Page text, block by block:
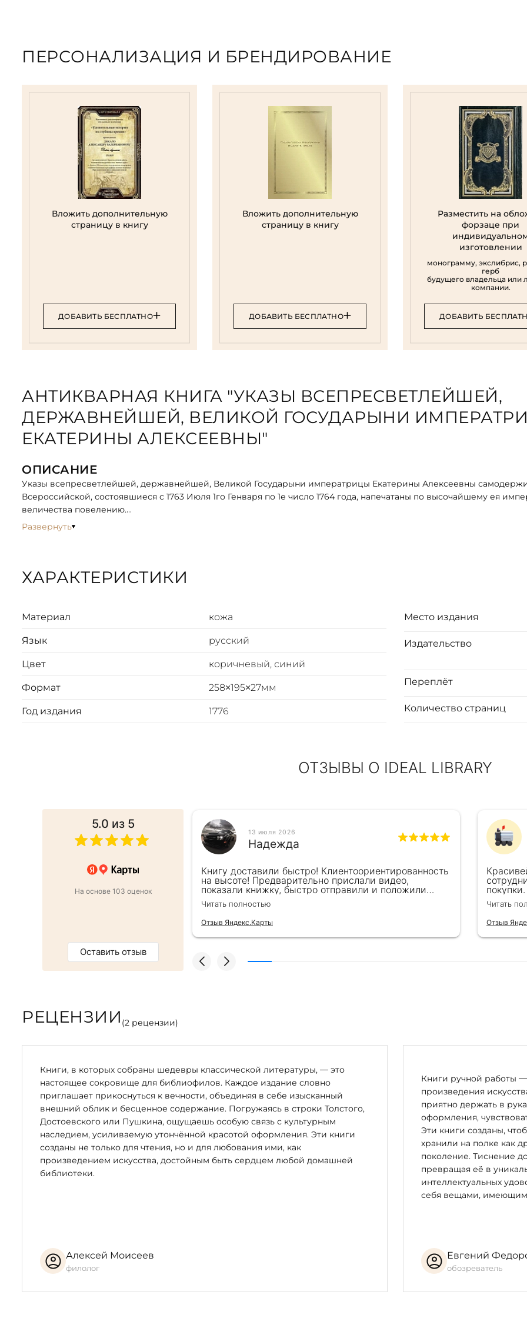
ПЕРСОНАЛИЗАЦИЯ И БРЕНДИРОВАНИЕ
Вложить дополнительную
страницу в книгу
ДОБАВИТЬ БЕСПЛАТНО
Вложить дополнительную
страницу в книгу
ДОБАВИТЬ БЕСПЛАТНО
Разместить на
форзаце при
изготовлении
монограмму, экслибрис,
герб
будущего владельца или
компании.
ДОБАВИТЬ
АНТИКВАРНАЯ КНИГА "УКАЗЫ ВСЕПРЕСВЕТЛЕЙШЕЙ,
ДЕРЖАВНЕЙШЕЙ, ВЕЛИКОЙ ГОСУДАРЫНИ
ЕКАТЕРИНЫ АЛЕКСЕЕВНЫ"
ОПИСАНИЕ
Указы всепресветлейшей, державнейшей, Великой Государыни императрицы Екатерины Алексеевны
Всероссийской, состоявшиеся с 1763 Июля 1го Генваря по 1е число 1764 года, напечатаны по высочайшему ея
величества повелению.
Среди указов: О рыбе Стерляди, чтоб оную по улову, которая мерою ниже десяти вершков, опускать в воду, О
Развернуть
ХАРАКТЕРИСТИКИ
Материал кожа
Язык русский
Цвет коричневый, синий
Формат 258×195×27мм
Год издания 1776
Место издания
Издательство
Переплёт
Количество страниц
ОТЗЫВЫ О IDEAL LIBRARY
5.0 из 5
На основе 103 оценок
Оставить отзыв
этапа заказа до доставки.Сервис
плотные,печать хорошая.
13 июля 2026
Надежда
Книгу доставили быстро! Клиентоориентированность
на высоте! Предварительно прислали видео,
показали книжку, быстро отправили и положили
подарочек) Спасибо!!!
Читать полностью
Отзыв Яндекс.Карты
для
Читать
Отзыв
РЕЦЕНЗИИ (2 рецензии)
Книги, в которых собраны шедевры классической литературы, — это
настоящее сокровище для библиофилов. Каждое издание словно
приглашает прикоснуться к вечности, объединяя в себе изысканный
внешний облик и бесценное содержание. Погружаясь в строки Толстого,
Достоевского или Пушкина, ощущаешь особую связь с культурным
наследием, усиливаемую утончённой красотой оформления. Эти книги
созданы не только для чтения, но и для любования ими, как
произведением искусства, достойным быть сердцем любой домашней
библиотеки.
Алексей Моисеев
филолог
Книги ручной работы —
произведения
приятно держать в
оформления,
Эти книги созданы,
хранили на полке как
поколение. Тиснение
превращая её в
интеллектуальных
себя вещами,
Евгений
обозреватель